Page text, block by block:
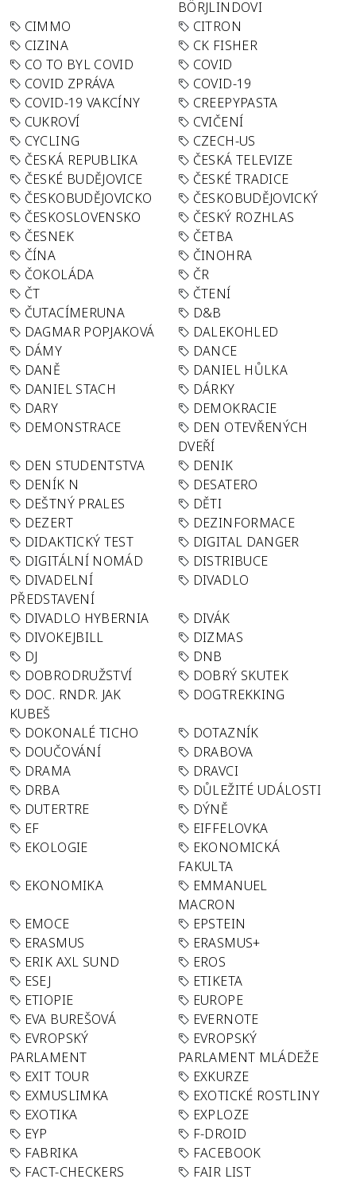
BÖRJLINDOVI
CIMMO
CITRON
CIZINA
CK FISHER
CO TO BYL COVID
COVID
COVID ZPRÁVA
COVID-19
COVID-19 VAKCÍNY
CREEPYPASTA
CUKROVÍ
CVIČENÍ
CYCLING
CZECH-US
ČESKÁ REPUBLIKA
ČESKÁ TELEVIZE
ČESKÉ BUDĚJOVICE
ČESKÉ TRADICE
ČESKOBUDĚJOVICKO
ČESKOBUDĚJOVICKÝ
ČESKOSLOVENSKO
ČESKÝ ROZHLAS
ČESNEK
ČETBA
ČÍNA
ČINOHRA
ČOKOLÁDA
ČR
ČT
ČTENÍ
ČUTACÍMERUNA
D&B
DAGMAR POPJAKOVÁ
DALEKOHLED
DÁMY
DANCE
DANĚ
DANIEL HŮLKA
DANIEL STACH
DÁRKY
DARY
DEMOKRACIE
DEMONSTRACE
DEN OTEVŘENÝCH
DVEŘÍ
DEN STUDENTSTVA
DENIK
DENÍK N
DESATERO
DEŠTNÝ PRALES
DĚTI
DEZERT
DEZINFORMACE
DIDAKTICKÝ TEST
DIGITAL DANGER
DIGITÁLNÍ NOMÁD
DISTRIBUCE
DIVADELNÍ
PŘEDSTAVENÍ
DIVADLO
DIVADLO HYBERNIA
DIVÁK
DIVOKEJBILL
DIZMAS
DJ
DNB
DOBRODRUŽSTVÍ
DOBRÝ SKUTEK
DOC. RNDR. JAK
KUBEŠ
DOGTREKKING
DOKONALÉ TICHO
DOTAZNÍK
DOUČOVÁNÍ
DRABOVA
DRAMA
DRAVCI
DRBA
DŮLEŽITÉ UDÁLOSTI
DUTERTRE
DÝNĚ
EF
EIFFELOVKA
EKOLOGIE
EKONOMICKÁ
FAKULTA
EKONOMIKA
EMMANUEL
MACRON
EMOCE
EPSTEIN
ERASMUS
ERASMUS+
ERIK AXL SUND
EROS
ESEJ
ETIKETA
ETIOPIE
EUROPE
EVA BUREŠOVÁ
EVERNOTE
EVROPSKÝ
PARLAMENT
EVROPSKÝ
PARLAMENT MLÁDEŽE
EXIT TOUR
EXKURZE
EXMUSLIMKA
EXOTICKÉ ROSTLINY
EXOTIKA
EXPLOZE
EYP
F-DROID
FABRIKA
FACEBOOK
FACT-CHECKERS
FAIR LIST